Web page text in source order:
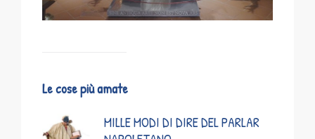
Le cose più amate
MILLE MODI DI DIRE DEL PARLAR